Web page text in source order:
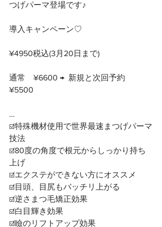
つげパーマ登場です♪
導入キャンペーン♡
¥4950税込(3月20日まで)
通常　¥6600 →  新規と次回予約
¥5500
…
☑️特殊機材使用で世界最速まつげパーマ
技法
☑️80度の角度で根元からしっかり持ち
上げ
☑️エクステができない方にオススメ
☑️目頭、目尻もバッチリ上がる
☑️逆さまつ毛矯正効果
☑️白目輝き効果
☑️瞼のリフトアップ効果